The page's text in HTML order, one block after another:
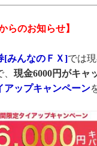
らのお知らせ】
[みんなのＦＸ]では現
現金6000円がキャ
アップキャンペーン